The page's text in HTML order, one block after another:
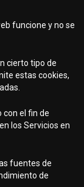
funcione y no se
cierto tipo de
estas cookies,
con el fin de
los Servicios en
fuentes de
de